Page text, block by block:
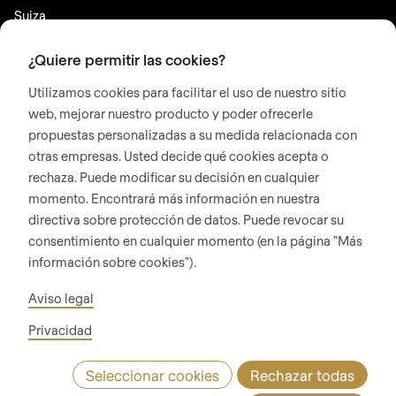
Suiza
REDES SOCIALES
LinkedIn
Youtube
Instagram
Google Reviews
© 2026 RONDO BURGDORF AG
CONDICIONES GENERALES RONDOCONNECT
GENERAL TERMS AND CONDITIONS OF PURCHASE
POLÍTICA DE PRIVACIDADPIE DE IMPRENTA WHISTLEBLOWING (IT)
¿Quiere permitir las cookies?
Utilizamos cookies para facilitar el uso de nuestro sitio
web, mejorar nuestro producto y poder ofrecerle
propuestas personalizadas a su medida relacionada con
otras empresas. Usted decide qué cookies acepta o
rechaza. Puede modificar su decisión en cualquier
momento. Encontrará más información en nuestra
directiva sobre protección de datos. Puede revocar su
consentimiento en cualquier momento (en la página "Más
información sobre cookies").
Aviso legal
Privacidad
Seleccionar cookies Rechazar todas